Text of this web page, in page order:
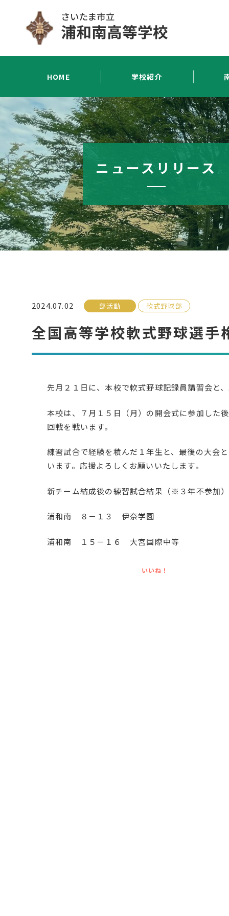
HOME 学校紹介
ニュースリリース
2024.07.02 部活動 軟式野球部
全国高等学校軟式野球選手
先月２１日に、本校で軟式野球記録員講習会と
本校は、７月１５日（月）の開会式に参加した
回戦を戦います。
練習試合で経験を積んだ１年生と、最後の大会
います。応援よろしくお願いいたします。
新チーム結成後の練習試合結果（※３年不参
浦和南 ８－１３ 伊奈学園
浦和南 １５－１６ 大宮国際中等
いいね！